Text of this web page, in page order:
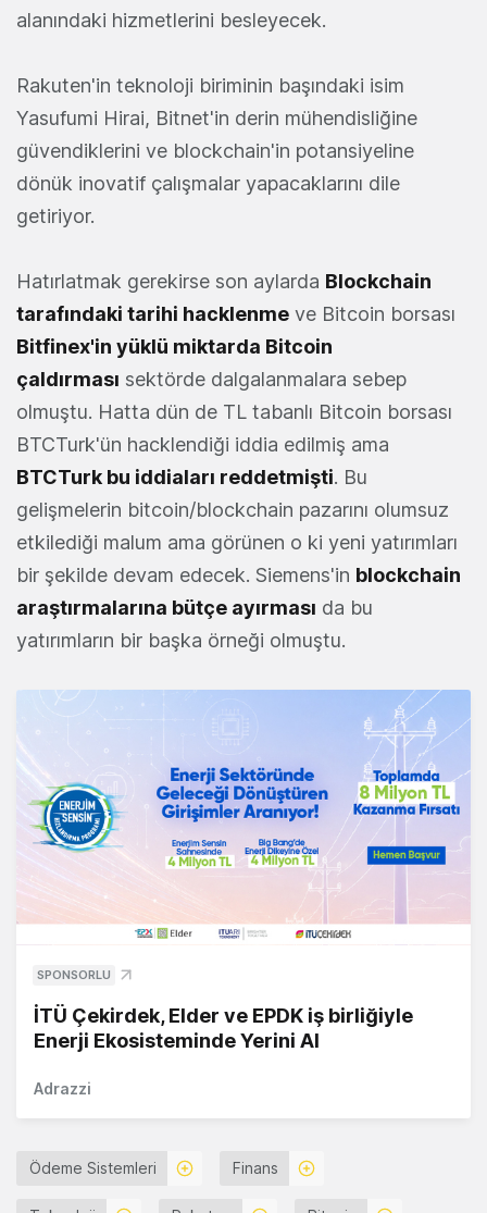
alanındaki hizmetlerini besleyecek.
Rakuten'in teknoloji biriminin başındaki isim
Yasufumi Hirai, Bitnet'in derin mühendisliğine
güvendiklerini ve blockchain'in potansiyeline
dönük inovatif çalışmalar yapacaklarını dile
getiriyor.
Hatırlatmak gerekirse son aylarda Blockchain
tarafındaki tarihi hacklenme ve Bitcoin borsası
Bitfinex'in yüklü miktarda Bitcoin
çaldırması sektörde dalgalanmalara sebep
olmuştu. Hatta dün de TL tabanlı Bitcoin borsası
BTCTurk'ün hacklendiği iddia edilmiş ama
BTCTurk bu iddiaları reddetmişti. Bu
gelişmelerin bitcoin/blockchain pazarını olumsuz
etkilediği malum ama görünen o ki yeni yatırımları
bir şekilde devam edecek. Siemens'in blockchain
araştırmalarına bütçe ayırması da bu
yatırımların bir başka örneği olmuştu.
SPONSORLU
İTÜ Çekirdek, Elder ve EPDK iş birliğiyle
Enerji Ekosisteminde Yerini Al
Adrazzi
Ödeme Sistemleri Finans